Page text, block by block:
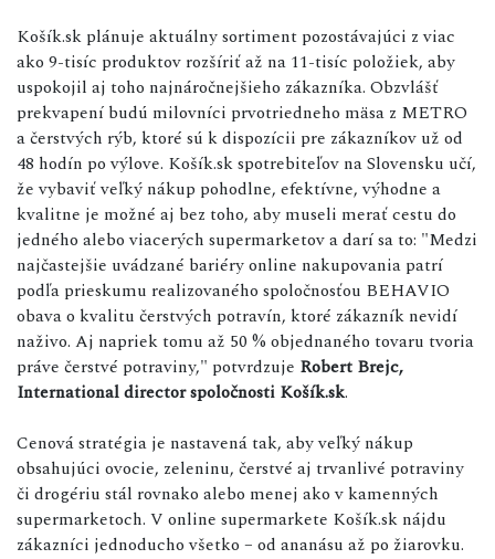
Košík.sk plánuje aktuálny sortiment pozostávajúci z viac
ako 9-tisíc produktov rozšíriť až na 11-tisíc položiek, aby
uspokojil aj toho najnáročnejšieho zákazníka. Obzvlášť
prekvapení budú milovníci prvotriedneho mäsa z METRO
a čerstvých rýb, ktoré sú k dispozícii pre zákazníkov už od
48 hodín po výlove. Košík.sk spotrebiteľov na Slovensku učí,
že vybaviť veľký nákup pohodlne, efektívne, výhodne a
kvalitne je možné aj bez toho, aby museli merať cestu do
jedného alebo viacerých supermarketov a darí sa to: "Medzi
najčastejšie uvádzané bariéry online nakupovania patrí
podľa prieskumu realizovaného spoločnosťou BEHAVIO
obava o kvalitu čerstvých potravín, ktoré zákazník nevidí
naživo. Aj napriek tomu až 50 % objednaného tovaru tvoria
práve čerstvé potraviny," potvrdzuje Robert Brejc,
International director spoločnosti Košík.sk.
Cenová stratégia je nastavená tak, aby veľký nákup
obsahujúci ovocie, zeleninu, čerstvé aj trvanlivé potraviny
či drogériu stál rovnako alebo menej ako v kamenných
supermarketoch. V online supermarkete Košík.sk nájdu
zákazníci jednoducho všetko – od ananásu až po žiarovku.